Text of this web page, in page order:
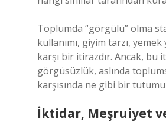
Toplumda “görgülü” olma
kullanımı, giyim tarzı,
karşı bir itirazdır. Ancak, bu
görgüsüzlük, aslında
karşısında ne gibi bir
İktidar, Meşruiyet